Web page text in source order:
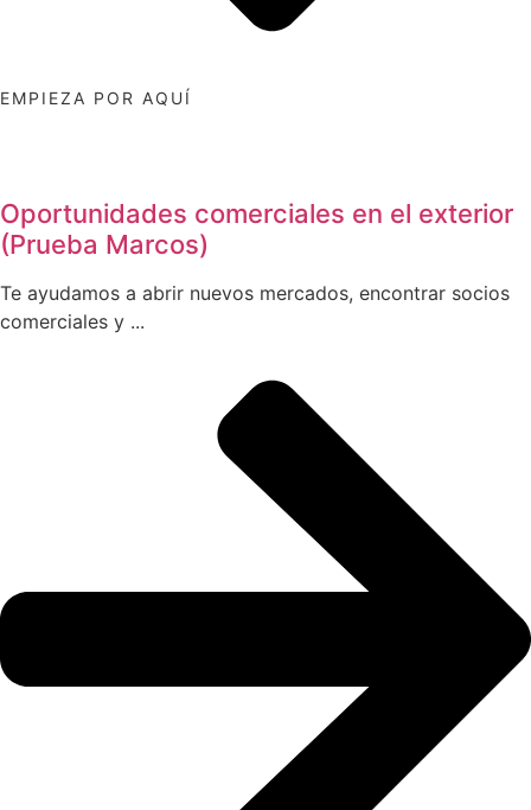
EMPIEZA POR AQUÍ
Oportunidades comerciales en el exterior
(Prueba Marcos)
Te ayudamos a abrir nuevos mercados, encontrar socios
comerciales y ...